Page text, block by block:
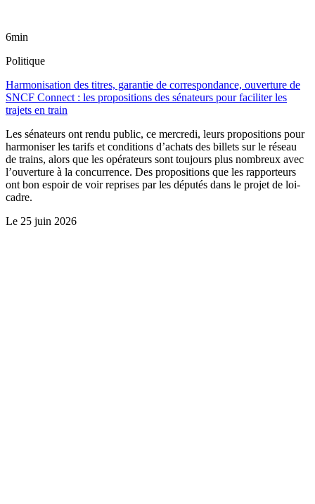
6min
Politique
Harmonisation des titres, garantie de correspondance, ouverture de
SNCF Connect : les propositions des sénateurs pour faciliter les
trajets en train
Les sénateurs ont rendu public, ce mercredi, leurs propositions pour
harmoniser les tarifs et conditions d’achats des billets sur le réseau
de trains, alors que les opérateurs sont toujours plus nombreux avec
l’ouverture à la concurrence. Des propositions que les rapporteurs
ont bon espoir de voir reprises par les députés dans le projet de loi-
cadre.
Le 25 juin 2026